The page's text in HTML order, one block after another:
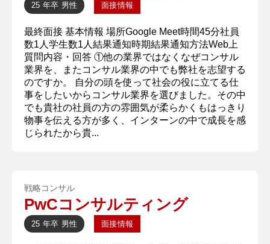
25 年卒 男性 面接情報
最終面接 基本情報 場所Google Meet時間45分社員
数1人学生数1人結果通知時期結果通知方法Web上
質問内容・回答 ①他の業界ではなくなぜコンサル
業界を、またコンサル業界の中でも弊社を志望する
のですか。 自分の頭を使って社会の役に立てる仕
事をしたいからコンサル業界を選びました。その中
でも貴社の社員の方の雰囲気が柔らかくもはっきり
物事を伝える方が多く、インターンの中で成長を感
じられたから貴...
戦略コンサル
PwCコンサルティング
25 年卒 男性 面接情報